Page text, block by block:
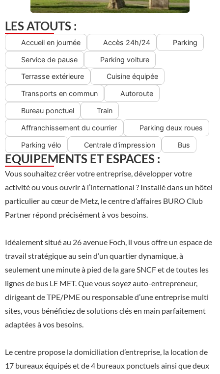
LES ATOUTS :
Accueil en journée Accès 24h/24 Parking
Service de pause Parking voiture
Terrasse extérieure Cuisine équipée
Transports en commun Autoroute
Bureau ponctuel Train
Affranchissement du courrier Parking deux roues
Parking vélo Centrale d'impression Bus
EQUIPEMENTS ET ESPACES :
Vous souhaitez créer votre entreprise, développer votre
activité ou vous ouvrir à l’international ? Installé dans un hôtel
particulier au cœur de Metz, le centre d’affaires BURO Club
Partner répond précisément à vos besoins.
Idéalement situé au 26 avenue Foch, il vous offre un espace de
travail stratégique au sein d’un quartier dynamique, à
seulement une minute à pied de la gare SNCF et de toutes les
lignes de bus LE MET. Que vous soyez auto-entrepreneur,
dirigeant de TPE/PME ou responsable d’une entreprise multi
sites, vous bénéficiez de solutions clés en main parfaitement
adaptées à vos besoins.
Le centre propose la domiciliation d’entreprise, la location de
17 bureaux équipés et de 4 bureaux ponctuels ainsi que deux